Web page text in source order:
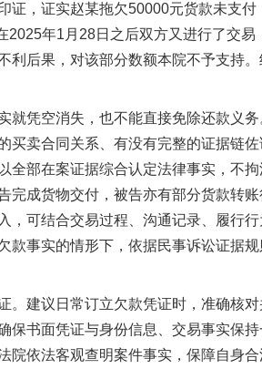
证，证实赵某拖欠50000元货款未支
年1月28日之后双方又进行了交
利后果，对该部分数额本院不予支持
凭空消失，也不能直接免除还款义务
买卖合同关系、有没有完整的证据链
全部在案证据综合认定法律事实，不
完成货物交付，被告亦有部分货款转
，可结合交易过程、沟通记录、履行
款事实的情形下，依据民事诉讼证据
建议日常订立欠款凭证时，准确核对
保书面凭证与身份信息、交易事实保
依法客观查明案件事实，保障自身合
谢谢有你温暖了四季